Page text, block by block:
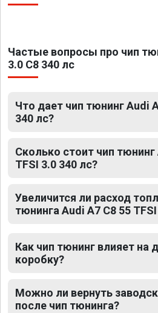
Частые вопросы про чип
3.0 C8 340 лс
Что дает чип тюнинг Audi
340 лс?
Сколько стоит чип тюнинг
TFSI 3.0 340 лс?
Увеличится ли расход
тюнинга Audi A7 C8 55
Как чип тюнинг влияет на
коробку?
Можно ли вернуть
после чип тюнинга?